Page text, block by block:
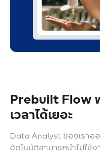
Prebuilt Flow
เวลาได้เยอะ
Data Analyst ของเราอ
อัตโนมัติสามารถนำไปใช้